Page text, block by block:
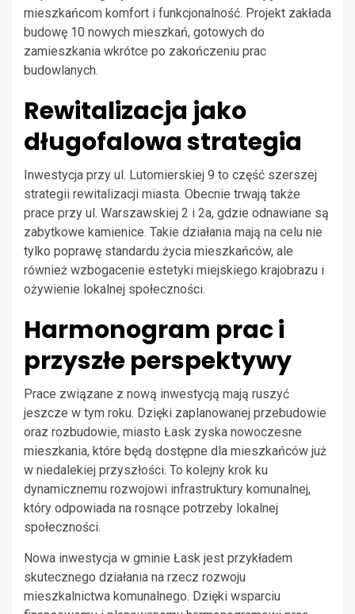
mieszkańcom komfort i funkcjonalność. Projekt zakłada
budowę 10 nowych mieszkań, gotowych do
zamieszkania wkrótce po zakończeniu prac
budowlanych.
Rewitalizacja jako
długofalowa strategia
Inwestycja przy ul. Lutomierskiej 9 to część szerszej
strategii rewitalizacji miasta. Obecnie trwają także
prace przy ul. Warszawskiej 2 i 2a, gdzie odnawiane są
zabytkowe kamienice. Takie działania mają na celu nie
tylko poprawę standardu życia mieszkańców, ale
również wzbogacenie estetyki miejskiego krajobrazu i
ożywienie lokalnej społeczności.
Harmonogram prac i
przyszłe perspektywy
Prace związane z nową inwestycją mają ruszyć
jeszcze w tym roku. Dzięki zaplanowanej przebudowie
oraz rozbudowie, miasto Łask zyska nowoczesne
mieszkania, które będą dostępne dla mieszkańców już
w niedalekiej przyszłości. To kolejny krok ku
dynamicznemu rozwojowi infrastruktury komunalnej,
który odpowiada na rosnące potrzeby lokalnej
społeczności.
Nowa inwestycja w gminie Łask jest przykładem
skutecznego działania na rzecz rozwoju
mieszkalnictwa komunalnego. Dzięki wsparciu